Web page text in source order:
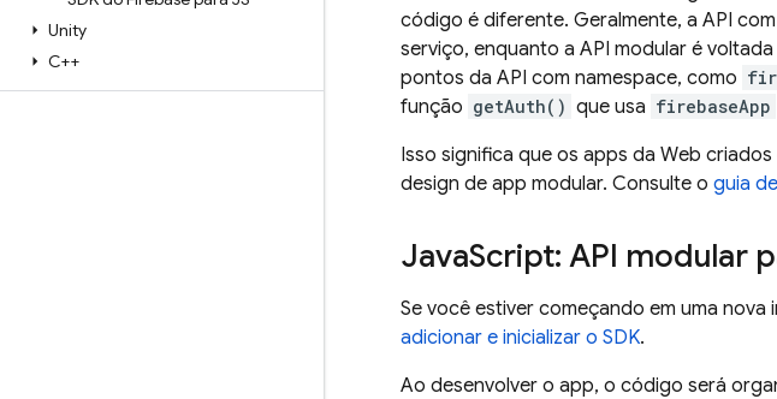
Unity
C++
código é diferente. Geralmente, a API
serviço, enquanto a API modular é
pontos da API com namespace, como
função getAuth() que usa firebaseApp
Isso significa que os apps da Web
design de app modular. Consulte o guia
JavaScript: API modular
Se você estiver começando em uma
adicionar e inicializar o SDK.
Ao desenvolver o app, o código será